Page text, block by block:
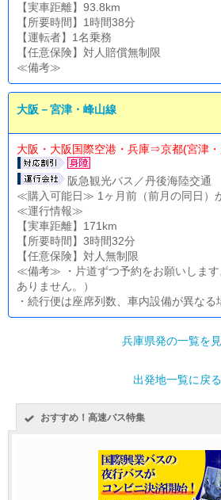
【実車距離】93.8km
【所要時間】1時間38分
【運転者】1名乗務
【任意保険】対人賠償無制限
≪備考≫
大阪－宮津・峰山線
大阪・大阪国際空港・兵庫⇒京都(宮津
阪急観光バス／丹後海陸交通
≪購入可能日≫ 1ヶ月前（前月の同日）
≪運行情報≫
【実車距離】171km
【所要時間】3時間32分
【任意保険】対人無制限
≪備考≫ ・片道ずつ予約をお願いします
ありません。）
・続行便は座席列数、車内設備が異なる
兵庫県発の一覧を
出発地一覧に戻る
おすすめ！高速バス特集